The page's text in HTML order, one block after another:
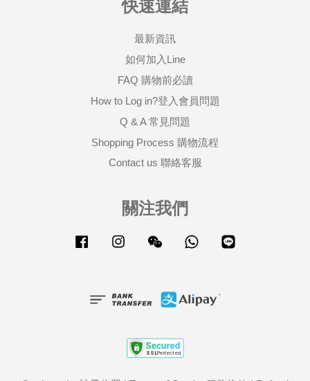
快速連結
最新資訊
如何加入Line
FAQ 購物前必讀
How to Log in?登入會員問題
Q & A 常見問題
Shopping Process 購物流程
Contact us 聯絡客服
關注我們
Facebook Instagram Wechat Whatsapp